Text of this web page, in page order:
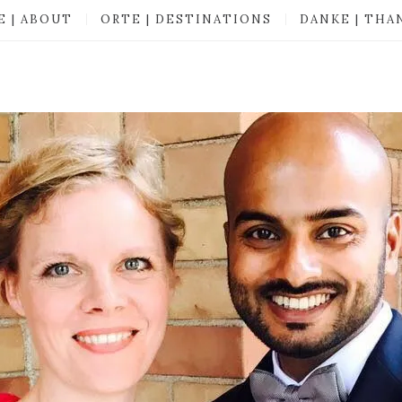
| ABOUT ORTE | DESTINATIONS DANKE |